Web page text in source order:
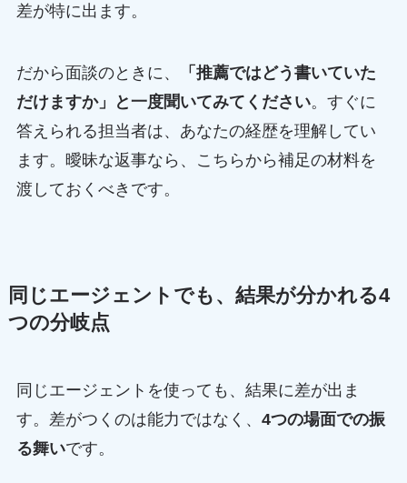
差が特に出ます。
だから面談のときに、
「推薦ではどう書いていた
だけますか」と一度聞いてみてください。すぐに
答えられる担当者は、あなたの経歴を理解してい
ます。曖昧な返事なら、こちらから補足の材料を
渡しておくべきです。
同じエージェントでも、結果が分かれる4
つの分岐点
同じエージェントを使っても、結果に差が出ま
す。差がつくのは能力ではなく、 4つの場面での振
る舞いです。